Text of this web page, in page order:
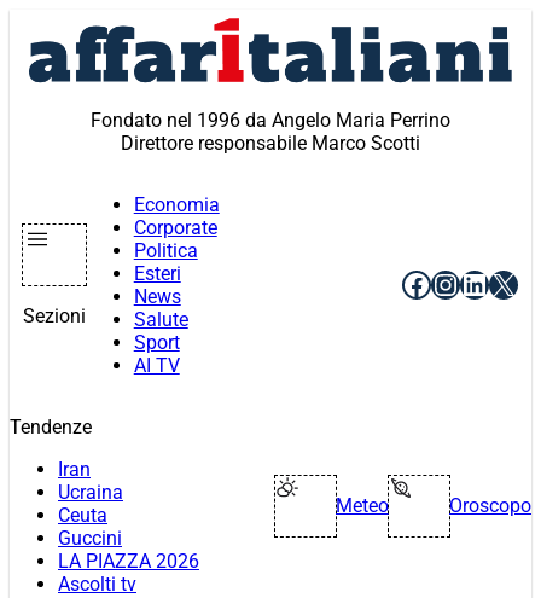
contenuto
Fondato nel 1996 da Angelo Maria Perrino
Direttore responsabile Marco Scotti
Sezioni
Economia
Corporate
Politica
Esteri
News
Salute
Sport
AI TV
Facebook
X
Tendenze
Iran
Ucraina
Ceuta
Guccini
LA PIAZZA 2026
Ascolti tv
Meteo Oroscopo